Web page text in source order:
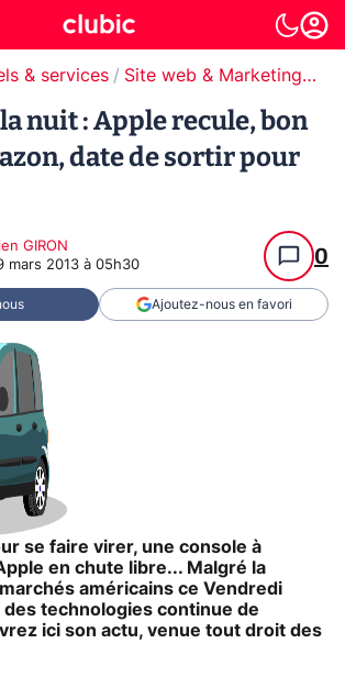
& services Site web & Marketing Digital
nuit : Apple recule, bon
date de sortir pour
GIRON
mars 2013 à 05h30 0
Ajoutez-nous en favori
se faire virer, une console à
en chute libre... Malgré la
américains ce Vendredi
des technologies continue de
ici son actu, venue tout droit des